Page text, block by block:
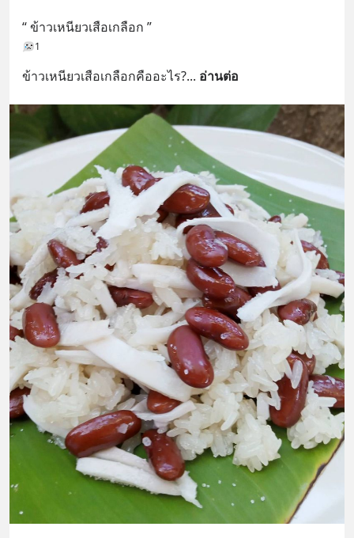
“ ข้าวเหนียวเสือเกลือก ”
1
ข้าวเหนียวเสือเกลือกคืออะไร?... อ่านต่อ